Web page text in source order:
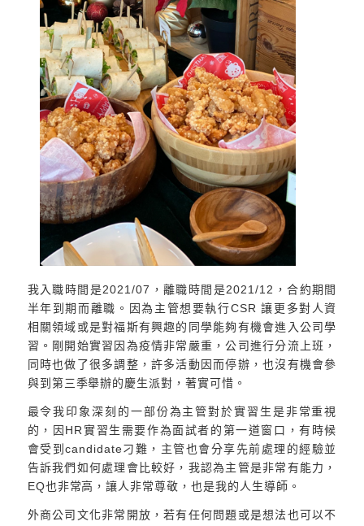
我入職時間是2021/07，離職時間是2021/12，合約期間
半年到期而離職。因為主管想要執行CSR 讓更多對人資
相關領域或是對福斯有興趣的同學能夠有機會進入公司學
習。剛開始實習因為疫情非常嚴重，公司進行分流上班，
同時也做了很多調整，許多活動因而停辦，也沒有機會參
與到第三季舉辦的慶生派對，著實可惜。
最令我印象深刻的一部份為主管對於實習生是非常重視
的，因HR實習生需要作為面試者的第一道窗口，有時候
會受到candidate刁難，主管也會分享先前處理的經驗並
告訴我們如何處理會比較好，我認為主管是非常有能力，
EQ也非常高，讓人非常尊敬，也是我的人生導師。
外商公司文化非常開放，若有任何問題或是想法也可以不